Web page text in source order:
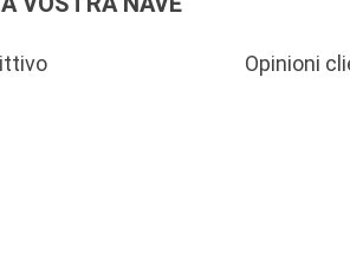
Opinioni